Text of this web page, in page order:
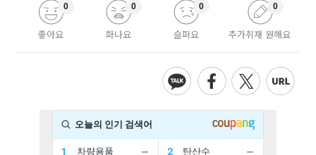
좋아요
0
화나요
0
슬퍼요
0
추가취재 원해요
0